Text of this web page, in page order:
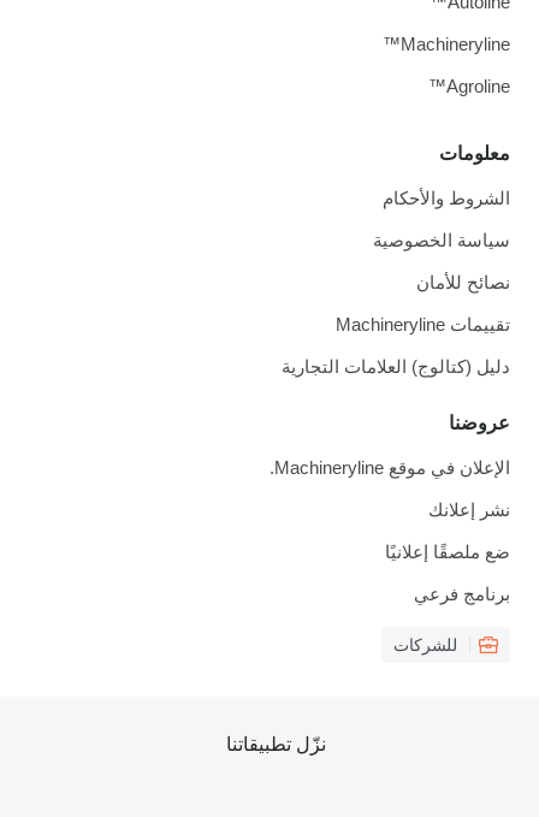
معلومات
الشروط والأحكام
سياسة الخصوصية
نصائح للأمان
تقييمات Machineryline
دليل (كتالوج) العلامات التجارية
عروضنا
الإعلان في موقع Machineryline.
نشر إعلانك
ضع ملصقًا إعلانيًا
برنامج فرعي
للشركات
Machineryline™
Agroline™
نزّل تطبيقاتنا